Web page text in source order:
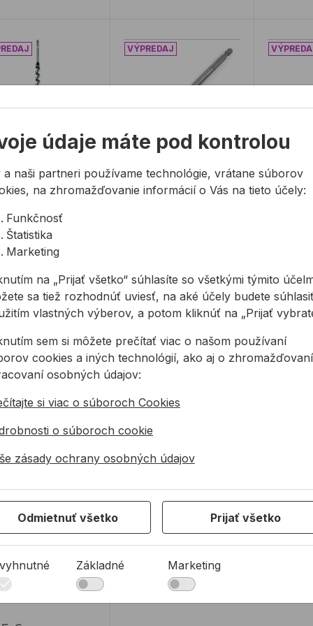
do dreva 14x460mm
do dreva
vrták do dreva
€
€ / ks
s DPH
sklade
Vrták do dreva plochý 32mm
Vrták do dreva
plochý 32mm
9,73 €
4,86 €/ ks
4,86€ s DPH
Na sklade
Vrták
Vrták
plochý
Vrták
10,80
5,40 €
5,40€ s
Na
do dreva
30mm
do dreva
údaje máte pod kontrolou
a naši partneri používame technológie, vrátane súborov
na zhromažďovanie informácií o Vás na tieto účely:
Funkčnosť
Štatistika
Marketing
na „Prijať všetko“ súhlasíte so všetkými týmito
sa tiež rozhodnúť uviesť, na aké účely budete
vlastných výberov, a potom kliknúť na „Prijať
sem si môžete prečítať viac o našom používaní
cookies a iných technológií, ako aj o
osobných údajov:
si viac o súboroch Cookies
o súboroch cookie
zásady ochrany osobných údajov
Odmietnuť všetko Prijať všetko
Základné Marketing